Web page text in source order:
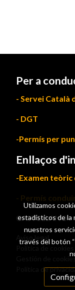
Per a
- Servei Català
- DGT
-Permís per
Enllaços
-Examen
- Permís
CASTELLANO
Aviso legal
Gestión de
Política de
Utilizamos
estadísticos de la
nuestros
través del botón